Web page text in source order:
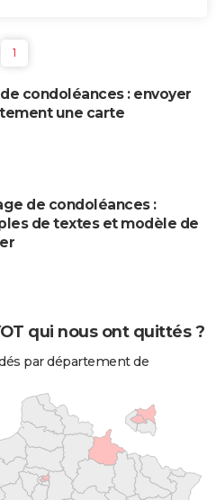
1
condoléances : envoyer
une carte
de condoléances :
de textes et modèle de
qui nous ont quittés ?
par département de